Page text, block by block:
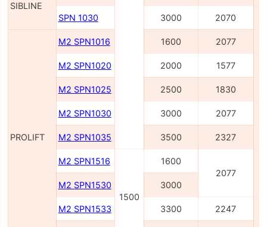
SIBLINE
SPN 1030 3000 2070
PROLIFT
M2 SPN1016 1600 2077
M2 SPN1020 2000 1577
M2 SPN1025 2500 1830
M2 SPN1030 3000 2077
M2 SPN1035 3500 2327
M2 SPN1516
1500
1600
2077
M2 SPN1530
3000
M2 SPN1533 3300 2247